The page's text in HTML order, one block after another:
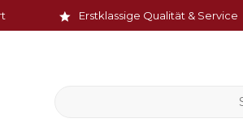
Erstklassige Qualität & Service